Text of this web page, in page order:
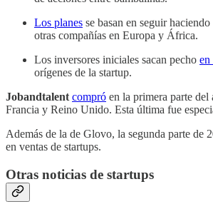
Los planes se basan en seguir
otras compañías en Europa y África.
Los inversores iniciales sacan pecho en
orígenes de la startup.
Jobandtalent compró en la primera parte del
Francia y Reino Unido. Esta última fue
Además de la de Glovo, la segunda parte de
en ventas de startups.
Otras noticias de startups